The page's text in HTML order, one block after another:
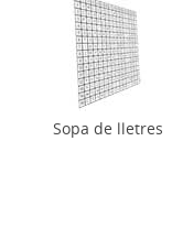
Sopa de lletres